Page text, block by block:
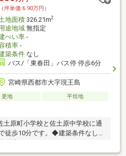
（坪単価:6.90万円）
地面積326.21m2
途地域無指定
ぺい率-
積率-
築条件なし
バス/「東春田」バス停 停歩6分
宮崎県西都市大字現王島
更地
平坦地
土原町小学校と佐土原中学校に通
徒歩10分です。◆建築条件なし売